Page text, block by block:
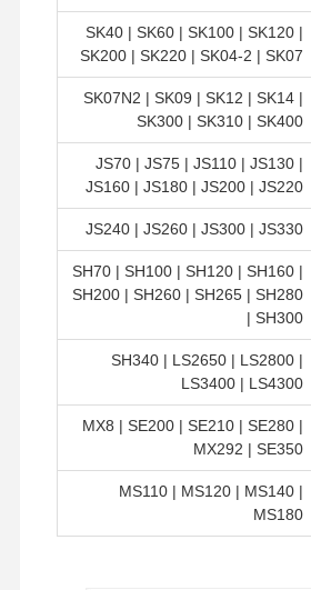
SK40 | SK60 | SK100 | SK120 |
SK200 | SK220 | SK04-2 | SK07
SK07N2 | SK09 | SK12 | SK14 |
SK300 | SK310 | SK400
JS70 | JS75 | JS110 | JS130 |
JS160 | JS180 | JS200 | JS220
JS240 | JS260 | JS300 | JS330
SH70 | SH100 | SH120 | SH160 |
SH200 | SH260 | SH265 | SH280
| SH300
SH340 | LS2650 | LS2800 |
LS3400 | LS4300
MX8 | SE200 | SE210 | SE280 |
MX292 | SE350
MS110 | MS120 | MS140 |
MS180